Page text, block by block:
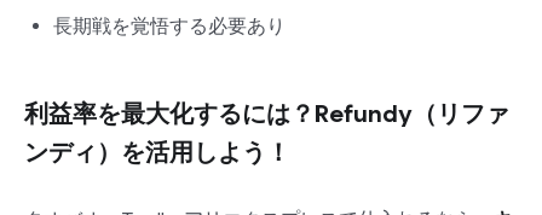
長期戦を覚悟する必要あり
利益率を最大化するには？Refundy（リファ
ンディ）を活用しよう！